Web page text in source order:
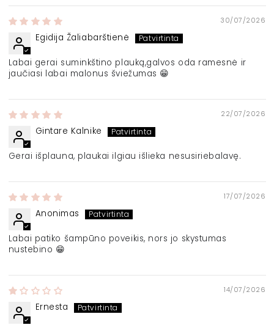
30/07/2026
Egidija Žaliabarštienė
Labai gerai suminkštino plauką,galvos oda ramesnė ir
jaučiasi labai malonus šviežumas 😁
22/07/2026
Gintare Kalnike
Gerai išplauna, plaukai ilgiau išlieka nesusiriebalavę.
17/07/2026
Anonimas
Labai patiko šampūno poveikis, nors jo skystumas
nustebino 😁
14/07/2026
Ernesta